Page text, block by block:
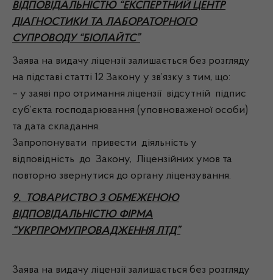
ВІДПОВІДАЛЬНІСТЮ “ЕКСПЕРТНИЙ ЦЕНТР
ДІАГНОСТИКИ ТА ЛАБОРАТОРНОГО
СУПРОВОДУ “БІОЛАЙТС”
Заява на видачу ліцензії залишається без розгляду
на підставі статті 12 Закону у зв’язку з тим, що:
– у заяві про отримання ліцензії відсутній підпис
суб’єкта господарювання (уповноваженої особи)
та дата складання.
Запропонувати привести діяльність у
відповідність до Закону, Ліцензійних умов та
повторно звернутися до органу ліцензування.
9. ТОВАРИСТВО З ОБМЕЖЕНОЮ
ВІДПОВІДАЛЬНІСТЮ ФІРМА
“УКРПРОМУПРОВАДЖЕННЯ ЛТД”
Заява на видачу ліцензії залишається без розгляду